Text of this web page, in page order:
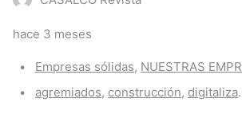
hace 3 meses
Categories:
Empresas sólidas, NUESTRAS EMPRESAS
Tags:
agremiados, construcción, digitalización